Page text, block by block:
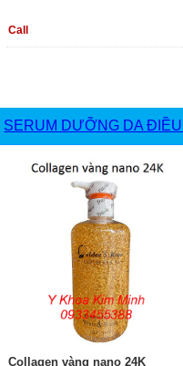
Call
SERUM DƯỠNG DA ĐIỀU
Collagen vàng nano 24K